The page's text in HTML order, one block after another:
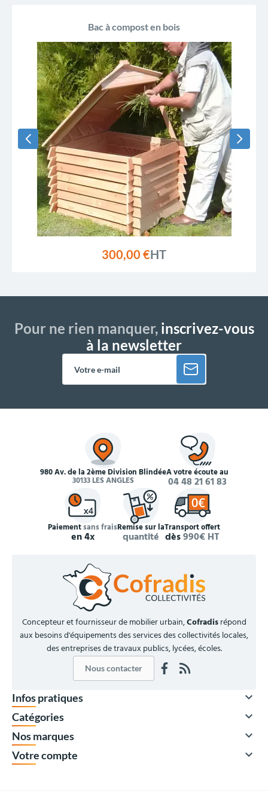
Bac à compost en bois
300,00 €HT
Pour ne rien manquer,inscrivez-vous
à la newsletter
980 Av. de la 2ème Division Blindée
30133 LES ANGLES
À votre écoute au
04 48 21 61 83
Paiementsans frais
en 4x
Remise sur la
quantité
Transport offert
dès990€ HT
Concepteur et fournisseur de mobilier urbain,Cofradisrépond
aux besoins d'équipements des services des collectivités locales,
des entreprises de travaux publics, lycées, écoles.
Nous contacter
Infos pratiques 
Catégories 
Nos marques 
Votre compte 